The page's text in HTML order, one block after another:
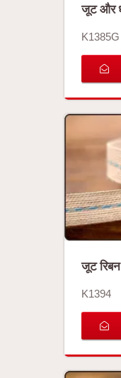
जूट और
K1385G
जूट
K1394